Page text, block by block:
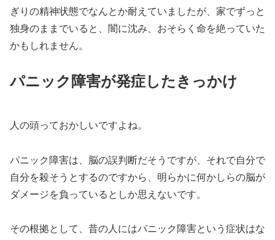
ぎりの精神状態でなんとか耐えていましたが、家でずっと
独身のままでいると、闇に沈み、おそらく命を絶っていた
かもしれません。
パニック障害が発症したきっかけ
人の頭っておかしいですよね。
パニック障害は、脳の誤判断だそうですが、それで自分で
自分を殺そうとするのですから、明らかに何かしらの脳が
ダメージを負っているとしか思えないです。
その根拠として、昔の人にはパニック障害という症状はな